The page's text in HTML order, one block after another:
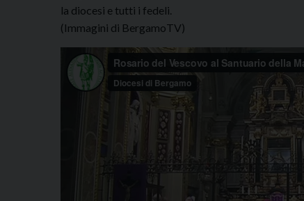
la diocesi e tutti i fedeli.
(Immagini di BergamoTV)